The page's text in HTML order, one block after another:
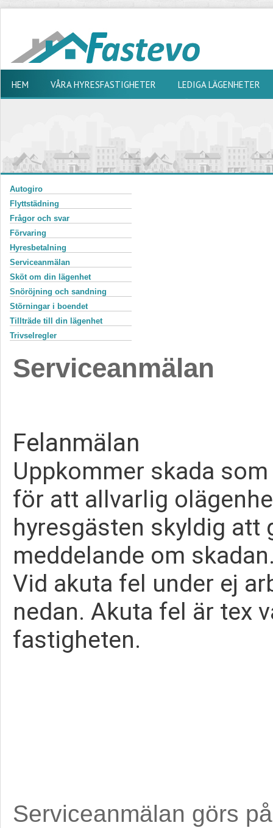
HEM VÅRA HYRESFASTIGHETER LEDIGA LÄGENHETER
Autogiro
Flyttstädning
Frågor och svar
Förvaring
Hyresbetalning
Serviceanmälan
Sköt om din lägenhet
Snöröjning och sandning
Störningar i boendet
Tillträde till din lägenhet
Trivselregler
Serviceanmälan
Felanmälan
Uppkommer skada
för att allvarlig
hyresgästen skyldig att
meddelande om
Vid akuta fel under ej
nedan. Akuta fel är tex
fastigheten.
Serviceanmälan görs